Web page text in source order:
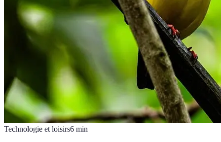
Technologie et loisirs6 min